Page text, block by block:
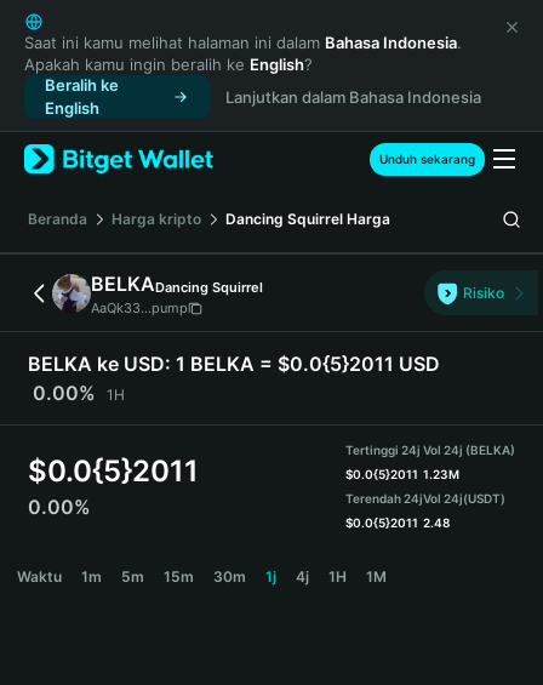
English
日本語
Tiếng Việt
Русский
Español (Latinoamérica)
Türkçe
Français
Deutsch
简体中文
繁體中文
Português (Portugal)
Bahasa Indonesia
ภาษาไทย
हिन्दी
Español
Português (Brasil)
Saat ini kamu melihat halaman ini dalam Bahasa Indonesia.
Apakah kamu ingin beralih ke English?
Beralih ke
English
Lanjutkan dalam Bahasa Indonesia
Unduh sekarang
Beranda Harga kripto Dancing Squirrel Harga
BELKADancing Squirrel
AaQk33...pump
Risiko
BELKA ke USD: 1 BELKA = $0.0{5}2011 USD
0.00%
1H
$0.0{5}2011
0.00%
Tertinggi 24j
$0.0{5}2011
Terendah 24j
$0.0{5}2011
Vol 24j (BELKA)
1.23M
Vol 24j(USDT)
2.48
Waktu 1m 5m 15m 30m 1j 4j 1H 1M